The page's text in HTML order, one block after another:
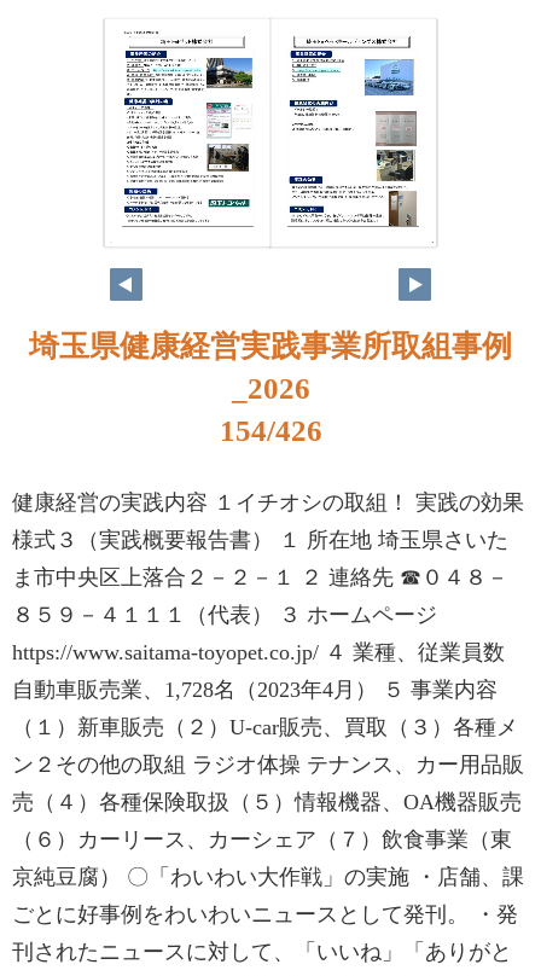
138 139
埼玉県健康経営実践事業所取組事例
_2026
154/426
健康経営の実践内容 １イチオシの取組！ 実践の効果
様式３（実践概要報告書） １ 所在地 埼玉県さいた
ま市中央区上落合２－２－１ ２ 連絡先 ☎０４８－
８５９－４１１１（代表） ３ ホームページ
https://www.saitama-toyopet.co.jp/ ４ 業種、従業員数
自動車販売業、1,728名（2023年4月） ５ 事業内容
（１）新車販売（２）U-car販売、買取（３）各種メ
ン２その他の取組 ラジオ体操 テナンス、カー用品販
売（４）各種保険取扱（５）情報機器、OA機器販売
（６）カーリース、カーシェア（７）飲食事業（東
京純豆腐） 〇「わいわい大作戦」の実施 ・店舗、課
ごとに好事例をわいわいニュースとして発刊。 ・発
刊されたニュースに対して、「いいね」「ありがと